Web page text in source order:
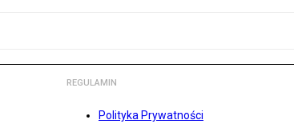
REGULAMIN
Polityka Prywatności